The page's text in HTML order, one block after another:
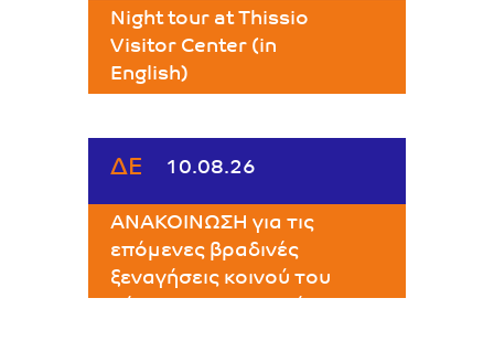
Night tour at Thissio
Visitor Center (in
English)
10.08.26
ΔΕ
ΑΝΑΚΟΙΝΩΣΗ για τις
επόμενες βραδινές
ξεναγήσεις κοινού του